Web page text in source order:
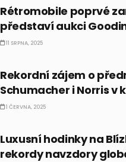
Rétromobile poprvé
představí aukci
11 SRPNA, 2025
Rekordní zájem o
Schumacher i Norris v
1 ČERVNA, 2025
Luxusní hodinky na
rekordy navzdory